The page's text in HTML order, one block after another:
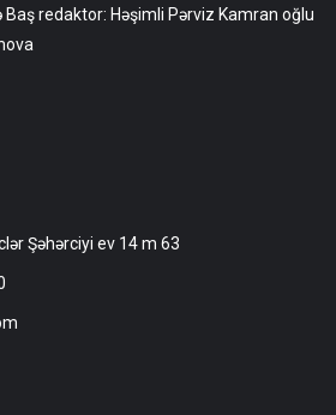
Baş redaktor: Həşimli Pərviz Kamran oğlu
Şəhərciyi ev 14 m 63